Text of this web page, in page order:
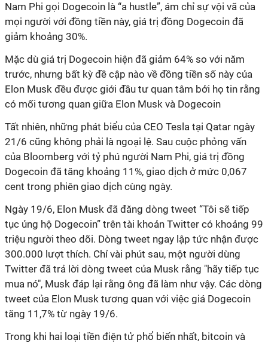
Nam Phi gọi Dogecoin là “a hustle”, ám chỉ sự vội vã của
mọi người với đồng tiền này, giá trị đồng Dogecoin đã
giảm khoảng 30%.
Mặc dù giá trị Dogecoin hiện đã giảm 64% so với năm
trước, nhưng bất kỳ đề cập nào về đồng tiền số này của
Elon Musk đều được giới đầu tư quan tâm bởi họ tin rằng
có mối tương quan giữa Elon Musk và Dogecoin
Tất nhiên, những phát biểu của CEO Tesla tại Qatar ngày
21/6 cũng không phải là ngoại lệ. Sau cuộc phỏng vấn
của Bloomberg với tỷ phú người Nam Phi, giá trị đồng
Dogecoin đã tăng khoảng 11%, giao dịch ở mức 0,067
cent trong phiên giao dịch cùng ngày.
Ngày 19/6, Elon Musk đã đăng dòng tweet “Tôi sẽ tiếp
tục ủng hộ Dogecoin” trên tài khoản Twitter có khoảng 99
triệu người theo dõi. Dòng tweet ngay lập tức nhận được
300.000 lượt thích. Chỉ vài phút sau, một người dùng
Twitter đã trả lời dòng tweet của Musk rằng "hãy tiếp tục
mua nó", Musk đáp lại rằng ông đã làm như vậy. Các dòng
tweet của Elon Musk tương quan với việc giá Dogecoin
tăng 11,7% từ ngày 19/6.
Trong khi hai loại tiền điện tử phổ biến nhất, bitcoin và